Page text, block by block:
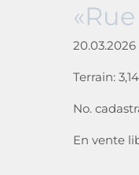
20.03.2026
Terrain:
No.
En vente